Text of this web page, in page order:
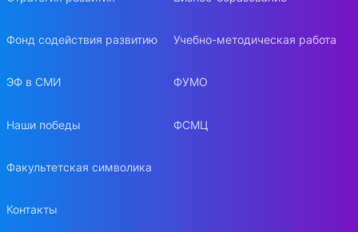
Фонд содействия развитию
ЭФ в СМИ
Наши победы
Факультетская символика
Контакты
Учебно-методическая работа
ФУМО
ФСМЦ